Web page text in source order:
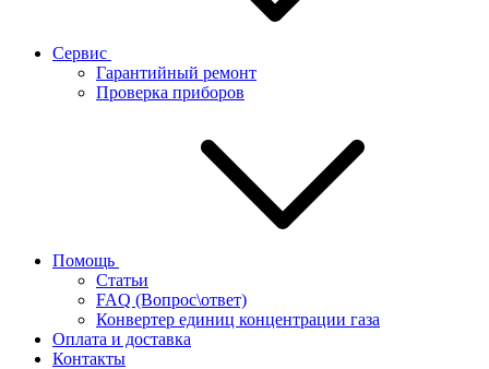
Сервис
Гарантийный ремонт
Проверка приборов
Помощь
Статьи
FAQ (Вопрос\ответ)
Конвертер единиц концентрации газа
Оплата и доставка
Контакты